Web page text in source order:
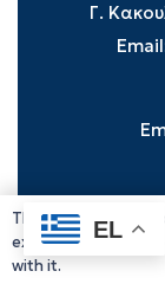
Γ.
EL
This website uses
experience. If you
with it.